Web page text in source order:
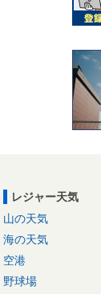
レジャー天気
山の天気
海の天気
空港
野球場